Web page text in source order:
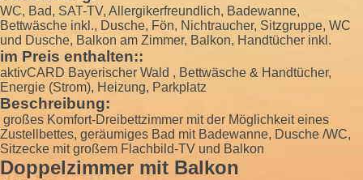
WC, Bad, SAT-TV, Allergikerfreundlich, Badewanne,
Bettwäsche inkl., Dusche, Fön, Nichtraucher, Sitzgruppe, WC
und Dusche, Balkon am Zimmer, Balkon, Handtücher inkl.
im Preis enthalten::
aktivCARD Bayerischer Wald , Bettwäsche & Handtücher,
Energie (Strom), Heizung, Parkplatz
Beschreibung:
großes Komfort-Dreibettzimmer mit der Möglichkeit eines
Zustellbettes, geräumiges Bad mit Badewanne, Dusche /WC,
Sitzecke mit großem Flachbild-TV und Balkon
Doppelzimmer mit Balkon